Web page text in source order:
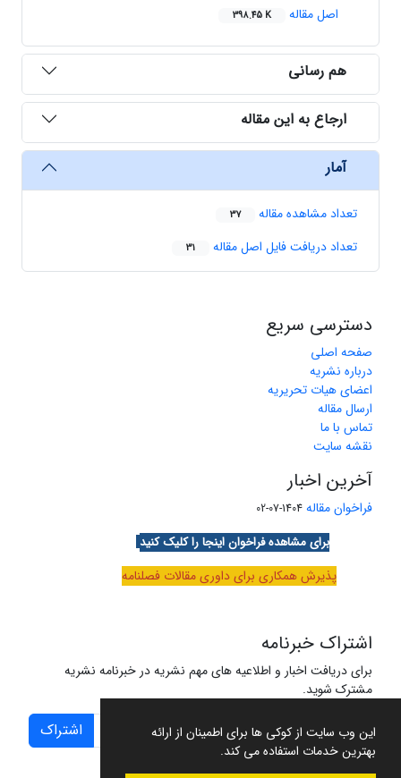
این وب سایت از کوکی ها برای اطمینان از ارائه
بهترین خدمات استفاده می کند.
اصل مقاله
398.45 K
هم رسانی
ارجاع به این مقاله
آمار
تعداد مشاهده مقاله 37
تعداد دریافت فایل اصل مقاله 31
دسترسی سریع
صفحه اصلی
درباره نشریه
اعضای هیات تحریریه
ارسال مقاله
تماس با ما
نقشه سایت
آخرین اخبار
فراخوان مقاله 1404-07-02
برای مشاهده فراخوان اینجا را کلیک کنید
پذیرش همکاری برای داوری مقالات فصلنامه
اشتراک خبرنامه
برای دریافت اخبار و اطلاعیه های مهم نشریه در خبرنامه نشریه
مشترک شوید.
اشتراک